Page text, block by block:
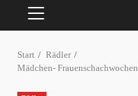
PRIMÄRES
Start
Rädler
Mädchen-